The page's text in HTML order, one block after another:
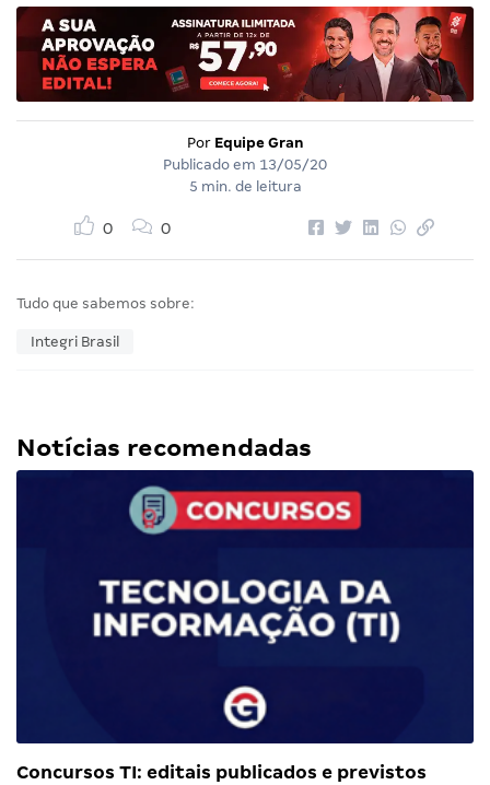
Por Equipe Gran
Publicado em 13/05/20
5 min. de leitura
0 0
Tudo que sabemos sobre:
Integri Brasil
Notícias recomendadas
Concursos TI: editais publicados e previstos